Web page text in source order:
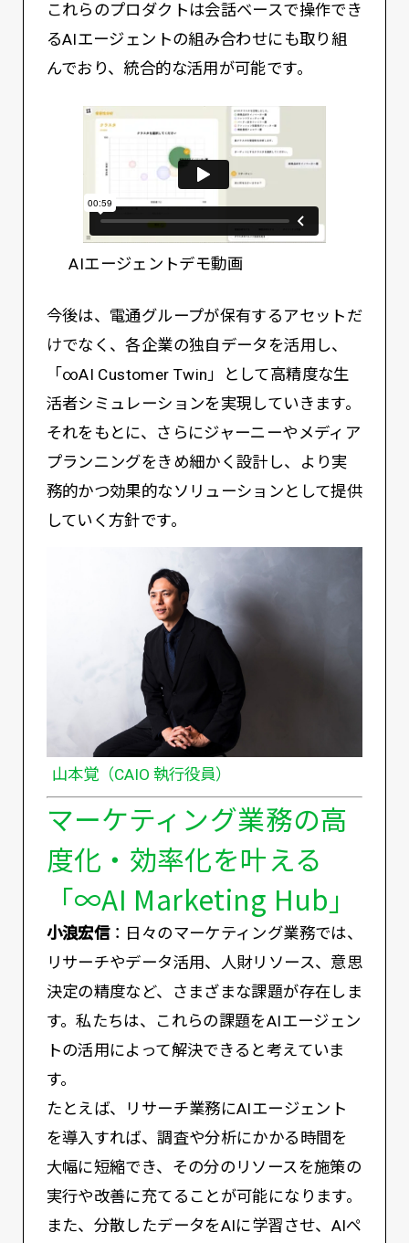
これらのプロダクトは会話ベースで操作でき
るAIエージェントの組み合わせにも取り組
んでおり、統合的な活用が可能です。
AIエージェントデモ動画
今後は、電通グループが保有するアセットだ
けでなく、各企業の独自データを活用し、
「∞AI Customer Twin」として高精度な生
活者シミュレーションを実現していきます。
それをもとに、さらにジャーニーやメディア
プランニングをきめ細かく設計し、より実
務的かつ効果的なソリューションとして提供
していく方針です。
山本覚（CAIO 執行役員）
マーケティング業務の高
度化・効率化を叶える
「∞AI Marketing Hub」
小浪宏信：日々のマーケティング業務では、
リサーチやデータ活用、人財リソース、意思
決定の精度など、さまざまな課題が存在しま
す。私たちは、これらの課題をAIエージェン
トの活用によって解決できると考えていま
す。
たとえば、リサーチ業務にAIエージェント
を導入すれば、調査や分析にかかる時間を
大幅に短縮でき、その分のリソースを施策の
実行や改善に充てることが可能になります。
また、分散したデータをAIに学習させ、AIペ